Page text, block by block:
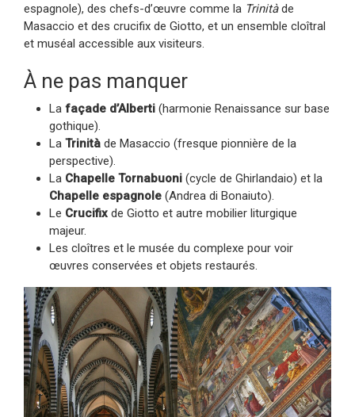
espagnole), des chefs-d’œuvre comme la Trinitàde
Masaccio et des crucifix de Giotto, et un ensemble cloîtral
et muséal accessible aux visiteurs.
À ne pas manquer
La façade d’Alberti (harmonie Renaissance sur base
gothique).
La Trinità de Masaccio (fresque pionnière de la
perspective).
La Chapelle Tornabuoni (cycle de Ghirlandaio) et la
Chapelle espagnole (Andrea di Bonaiuto).
Le Crucifix de Giotto et autre mobilier liturgique
majeur.
Les cloîtres et le musée du complexe pour voir
œuvres conservées et objets restaurés.